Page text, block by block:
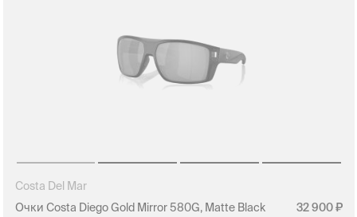
Costa Del Mar
Очки Costa Diego Gold Mirror 580G, Matte Black
32 900